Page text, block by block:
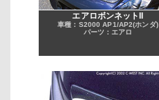
エアロボンネットII
車種：S2000 AP1/AP2(ホンダ)
パーツ：エアロ